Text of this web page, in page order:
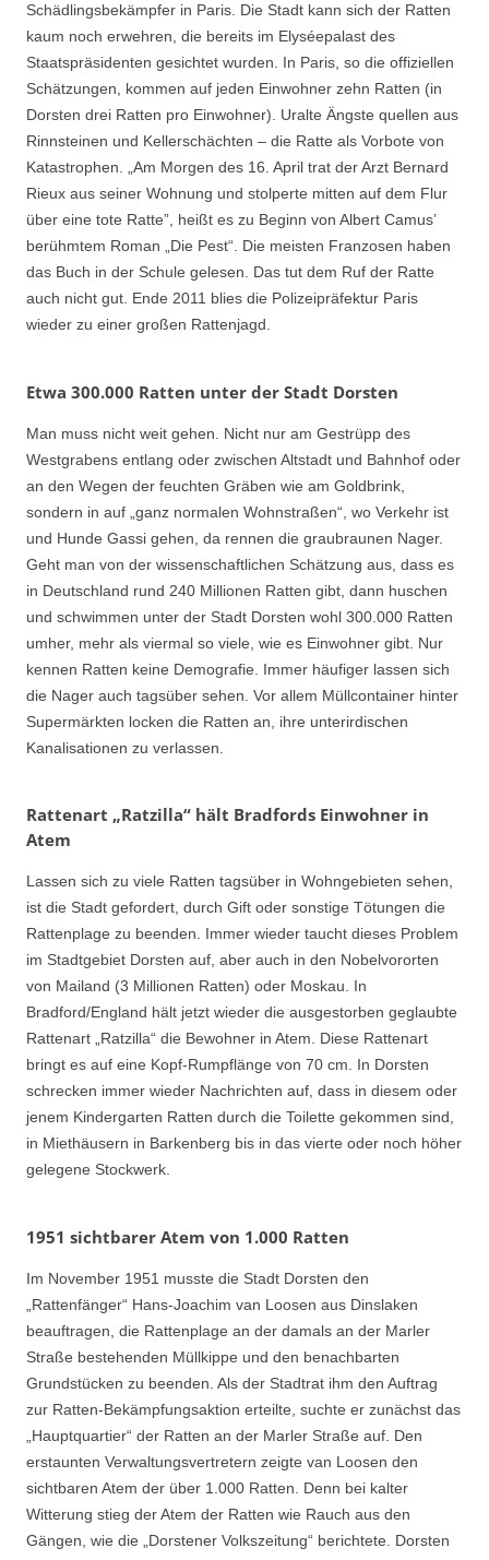
Schädlingsbekämpfer in Paris. Die Stadt kann sich der Ratten
kaum noch erwehren, die bereits im Elyséepalast des
Staatspräsidenten gesichtet wurden. In Paris, so die offiziellen
Schätzungen, kommen auf jeden Einwohner zehn Ratten (in
Dorsten drei Ratten pro Einwohner). Uralte Ängste quellen aus
Rinnsteinen und Kellerschächten – die Ratte als Vorbote von
Katastrophen. „Am Morgen des 16. April trat der Arzt Bernard
Rieux aus seiner Wohnung und stolperte mitten auf dem Flur
über eine tote Ratte”, heißt es zu Beginn von Albert Camus’
berühmtem Roman „Die Pest“. Die meisten Franzosen haben
das Buch in der Schule gelesen. Das tut dem Ruf der Ratte
auch nicht gut. Ende 2011 blies die Polizeipräfektur Paris
wieder zu einer großen Rattenjagd.
Etwa 300.000 Ratten unter der Stadt Dorsten
Man muss nicht weit gehen. Nicht nur am Gestrüpp des
Westgrabens entlang oder zwischen Altstadt und Bahnhof oder
an den Wegen der feuchten Gräben wie am Goldbrink,
sondern in auf „ganz normalen Wohnstraßen“, wo Verkehr ist
und Hunde Gassi gehen, da rennen die graubraunen Nager.
Geht man von der wissenschaftlichen Schätzung aus, dass es
in Deutschland rund 240 Millionen Ratten gibt, dann huschen
und schwimmen unter der Stadt Dorsten wohl 300.000 Ratten
umher, mehr als viermal so viele, wie es Einwohner gibt. Nur
kennen Ratten keine Demografie. Immer häufiger lassen sich
die Nager auch tagsüber sehen. Vor allem Müllcontainer hinter
Supermärkten locken die Ratten an, ihre unterirdischen
Kanalisationen zu verlassen.
Rattenart „Ratzilla“ hält Bradfords Einwohner in
Atem
Lassen sich zu viele Ratten tagsüber in Wohngebieten sehen,
ist die Stadt gefordert, durch Gift oder sonstige Tötungen die
Rattenplage zu beenden. Immer wieder taucht dieses Problem
im Stadtgebiet Dorsten auf, aber auch in den Nobelvororten
von Mailand (3 Millionen Ratten) oder Moskau. In
Bradford/England hält jetzt wieder die ausgestorben geglaubte
Rattenart „Ratzilla“ die Bewohner in Atem. Diese Rattenart
bringt es auf eine Kopf-Rumpflänge von 70 cm. In Dorsten
schrecken immer wieder Nachrichten auf, dass in diesem oder
jenem Kindergarten Ratten durch die Toilette gekommen sind,
in Miethäusern in Barkenberg bis in das vierte oder noch höher
gelegene Stockwerk.
1951 sichtbarer Atem von 1.000 Ratten
Im November 1951 musste die Stadt Dorsten den
„Rattenfänger“ Hans-Joachim van Loosen aus Dinslaken
beauftragen, die Rattenplage an der damals an der Marler
Straße bestehenden Müllkippe und den benachbarten
Grundstücken zu beenden. Als der Stadtrat ihm den Auftrag
zur Ratten-Bekämpfungsaktion erteilte, suchte er zunächst das
„Hauptquartier“ der Ratten an der Marler Straße auf. Den
erstaunten Verwaltungsvertretern zeigte van Loosen den
sichtbaren Atem der über 1.000 Ratten. Denn bei kalter
Witterung stieg der Atem der Ratten wie Rauch aus den
Gängen, wie die „Dorstener Volkszeitung“ berichtete. Dorsten